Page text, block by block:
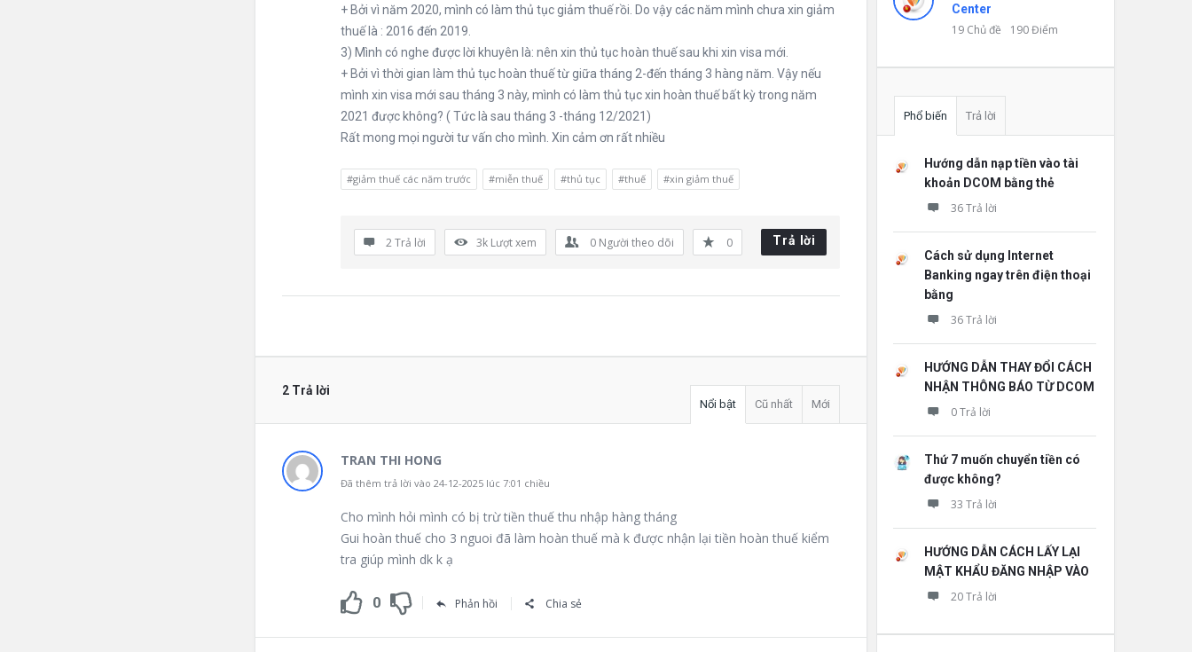
+ Bởi vì năm 2020, mình có làm thủ tục giảm thuế rồi. Do vậy các năm mình chưa xin giảm
thuế là : 2016 đến 2019.
3) Mình có nghe được lời khuyên là: nên xin thủ tục hoàn thuế sau khi xin visa mới.
+ Bởi vì thời gian làm thủ tục hoàn thuế từ giữa tháng 2-đến tháng 3 hàng năm. Vậy nếu
mình xin visa mới sau tháng 3 này, mình có làm thủ tục xin hoàn thuế bất kỳ trong năm
2021 được không? ( Tức là sau tháng 3 -tháng 12/2021)
Rất mong mọi người tư vấn cho mình. Xin cảm ơn rất nhiều
#giảm thuế các năm trước #miễn thuế #thủ tục #thuế #xin giảm thuế
2 Trả lời 3k Lượt xem 0 Người theo dõi 0 Trả lời
2 Trả lời
Nổi bật Cũ nhất Mới
TRAN THI HONG
Đã thêm trả lời vào 24-12-2025 lúc 7:01 chiều
Cho mình hỏi mình có bị trừ tiền thuế thu nhập hàng tháng
Gui hoàn thuế cho 3 nguoi đã làm hoàn thuế mà k được nhận lại tiền hoàn thuế kiểm
tra giúp mình dk k ạ
0 Phản hồi Chia sẻ
Center
19 Chủ đề 190 Điểm
Phổ biến Trả lời
Hướng dẫn nạp tiền vào tài
khoản DCOM bằng thẻ
36 Trả lời
Cách sử dụng Internet
Banking ngay trên điện thoại
bằng
36 Trả lời
HƯỚNG DẪN THAY ĐỔI CÁCH
NHẬN THÔNG BÁO TỪ DCOM
0 Trả lời
Thứ 7 muốn chuyển tiền có
được không?
33 Trả lời
HƯỚNG DẪN CÁCH LẤY LẠI
MẬT KHẨU ĐĂNG NHẬP VÀO
20 Trả lời